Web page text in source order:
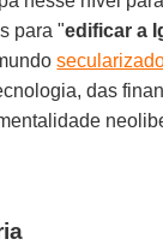
para "edificar a
das